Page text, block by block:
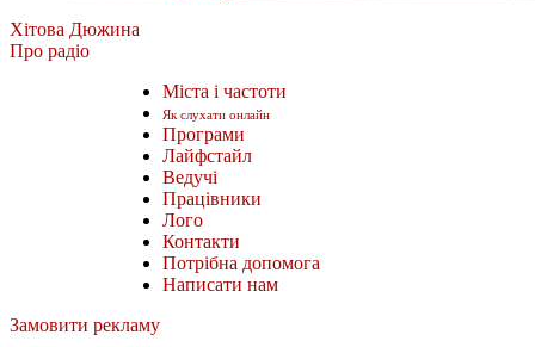
Хітова Дюжина
Про радіо
Міста і частоти
Як слухати онлайн
Програми
Лайфстайл
Ведучі
Працівники
Лого
Контакти
Потрібна допомога
Написати нам
Замовити рекламу